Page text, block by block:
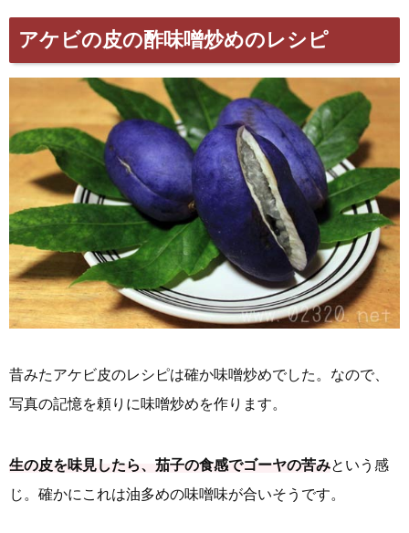
アケビの皮の酢味噌炒めのレシピ
昔みたアケビ皮のレシピは確か味噌炒めでした。なので、
写真の記憶を頼りに味噌炒めを作ります。
生の皮を味見したら、茄子の食感でゴーヤの苦みという感
じ。確かにこれは油多めの味噌味が合いそうです。